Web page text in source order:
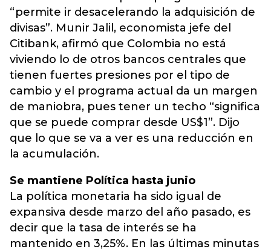
“permite ir desacelerando la adquisición de
divisas”. Munir Jalil, economista jefe del
Citibank, afirmó que Colombia no está
viviendo lo de otros bancos centrales que
tienen fuertes presiones por el tipo de
cambio y el programa actual da un margen
de maniobra, pues tener un techo “significa
que se puede comprar desde US$1”. Dijo
que lo que se va a ver es una reducción en
la acumulación.
Se mantiene Política hasta junio
La política monetaria ha sido igual de
expansiva desde marzo del año pasado, es
decir que la tasa de interés se ha
mantenido en 3,25%. En las últimas minutas